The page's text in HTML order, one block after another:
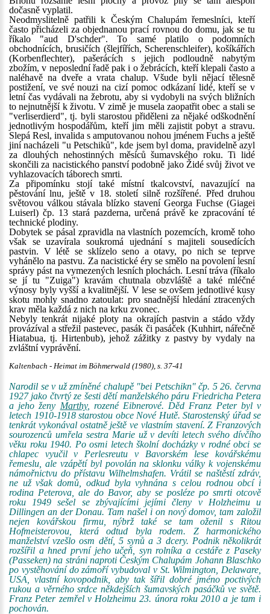
dočasně vyplatil.
Neodmyslitelně patřili k Českým Chalupám řemeslníci, kteří
často přicházeli za objednanou prací rovnou do domu, jak se tu
říkalo "aud D'schder". To samé platilo o podomních
obchodnících, brusičích (šlejfířích, Scherenschleifer), košíkářích
(Korbenflechter), pašerácích s jejich podloudně nabytým
zbožím, v neposlední řadě pak i o žebrácích, kteří klepali často a
naléhavě na dveře a vrata chalup. Všude byli nějací tělesně
postižení, ve své nouzi na cizí pomoc odkázaní lidé, kteří se v
letní čas vydávali na žebrotu, aby si vydobyli na svých bližních
to nejnutnější k životu. V zimě je musela zaopatřit obec a stali se
"verliserdierd", tj. byli starostou přiděleni za nějaké odškodnění
jednotlivým hospodářům, kteří jim měli zajistit pobyt a stravu.
Slepá Resl, invalida s amputovanou nohou jménem Fuchs a ještě
jiní nacházeli "u Petschiků", kde jsem byl doma, pravidelně azyl
za dlouhých nehostinných měsíců šumavského roku. Ti lidé
skončili za nacistického panství podobně jako Židé svůj život ve
vyhlazovacích táborech smrti.
Za připomínku stojí také místní tkalcovství, navazující na
pěstování lnu, ještě v 18. století silně rozšířené. Před druhou
světovou válkou stávala blízko stavení Georga Fuchse (Giagei
Luiserl) čp. 13 stará pazderna, určená právě ke zpracování té
technické plodiny.
Dobytek se pásal zpravidla na vlastních pozemcích, kromě toho
však se uzavírala soukromá ujednání s majiteli sousedících
pastvin. V létě se sklízelo seno a otavy, po nich se teprve
vyhánělo na pastvu. Za nacistické éry se smělo na povolení lesní
správy pást na vymezených lesních plochách. Lesní tráva (říkalo
se jí tu "Zuiga") kravám chutnala obzvláště a také mléčné
výnosy byly vyšší a kvalitnější. V lese se ovšem jednotlivé kusy
skotu mohly snadno zatoulat: pro snadnější hledání ztracených
krav měla každá z nich na krku zvonec.
Nebyly tenkrát nijaké ploty na okrajích pastvin a stádo vždy
provázíval a střežil pastevec, pasák či pasáček (Kuhhirt, nářečně
Hiatabua, tj. Hirtenbub), jehož zážitky z pastvy by vydaly na
zvláštní vyprávění.
Kaltenbach - Heimat im Böhmerwald (1980), s. 37-41
Narodil se v už zmíněné chalupě "bei Petschikn" čp. 5 26. června
1927 jako čtvrtý ze šesti dětí manželského páru Friedricha Petera
a jeho ženy Marthy, rozené Eibnerové. Děd Franz Peter byl v
letech 1910-1918 starostou obce Nové Hutě. Starostenský úřad se
tenkrát vykonával ostatně ještě ve vlastním stavení. Z Franzových
sourozenců umřela sestra Marie už v devíti letech svého dívčího
věku roku 1940. Po osmi letech školní docházky v rodné obci se
chlapec vyučil v Perlesreutu v Bavorském lese kovářskému
řemeslu, ale vzápětí byl povolán na sklonku války k vojenskému
námořnictvu do přístavu Wilhelmshafen. Vrátil se naštěstí zdráv,
ne už však domů, odkud byla vyhnána s celou rodnou obcí i
rodina Peterova, ale do Bavor, aby se posléze po smrti otcově
roku 1949 sešel se zbývajícími jejími členy v Holzheimu u
Dillingen an der Donau. Tam našel i on nový domov, tam založil
nejen kovářskou firmu, nýbrž také se tam oženil s Ritou
Hofmeisterovou, která odtud byla rodem. Z harmonického
manželství vzešlo osm dětí, 5 synů a 3 dcery. Podnik několikrát
rozšířil a hned první jeho učeň, syn rolníka a cestáře z Paseky
(Passeken) na stráni naproti Českým Chalupám Johann Blaschko
po vystěhování do zámoří vybudoval v St. Wilmington, Delaware,
USA, vlastní kovopodnik, aby tak šířil dobré jméno poctivých
rukou a věrného srdce někdejších šumavských pasáčků ve světě.
Franz Peter zemřel v Holzheimu 23. února roku 2010 a je tam i
pochován.